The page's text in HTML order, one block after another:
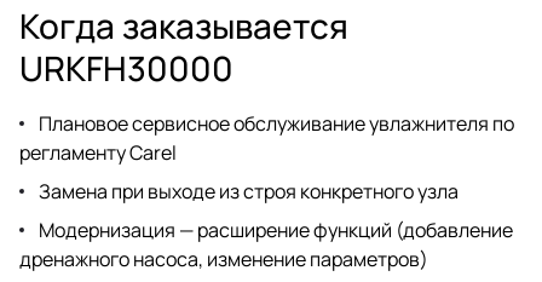
Когда заказывается
URKFH30000
Плановое сервисное обслуживание увлажнителя по
регламенту Carel
Замена при выходе из строя конкретного узла
Модернизация — расширение функций (добавление
дренажного насоса, изменение параметров)